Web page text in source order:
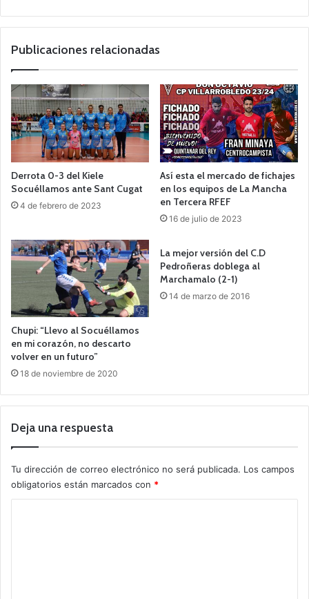
Publicaciones relacionadas
Derrota 0-3 del Kiele
Socuéllamos ante Sant Cugat
4 de febrero de 2023
Así esta el mercado de fichajes
en los equipos de La Mancha
en Tercera RFEF
16 de julio de 2023
Chupi: “Llevo al Socuéllamos
en mi corazón, no descarto
volver en un futuro”
18 de noviembre de 2020
La mejor versión del C.D
Pedroñeras doblega al
Marchamalo (2-1)
14 de marzo de 2016
Deja una respuesta
Tu dirección de correo electrónico no será publicada. Los campos
obligatorios están marcados con *